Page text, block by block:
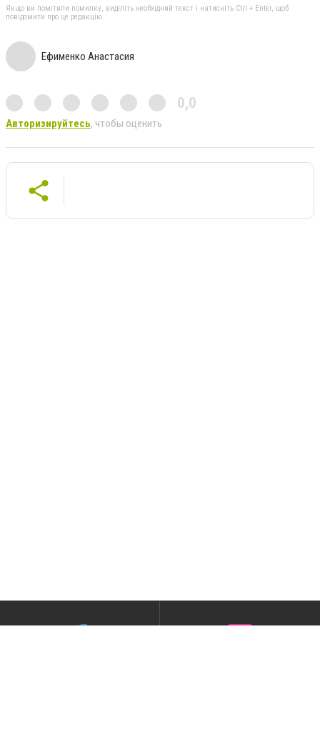
Якщо ви помітили помилку, виділіть необхідний текст і натисніть Ctrl + Enter, щоб
повідомити про це редакцію
Ефименко Анастасия
0,0
Авторизируйтесь, чтобы оценить